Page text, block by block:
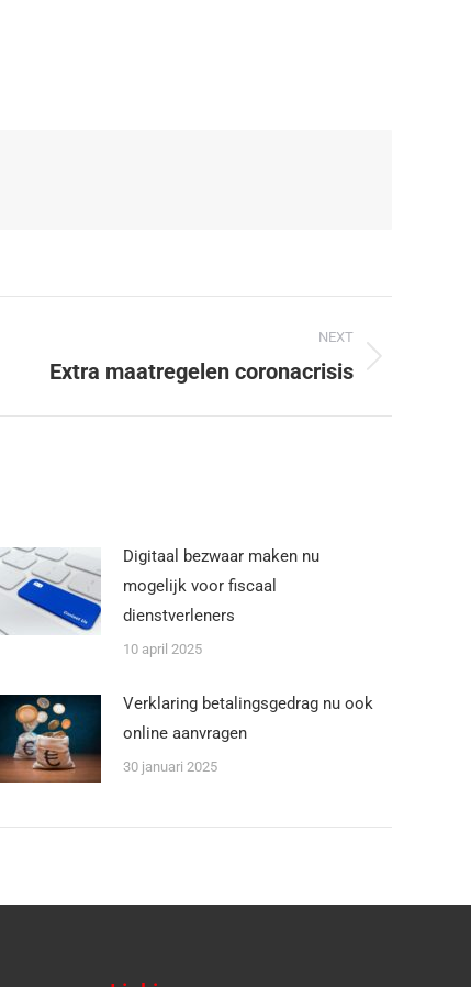
NEXT
Extra maatregelen coronacrisis
Digitaal bezwaar maken nu
mogelijk voor fiscaal
dienstverleners
10 april 2025
Verklaring betalingsgedrag nu ook
online aanvragen
30 januari 2025